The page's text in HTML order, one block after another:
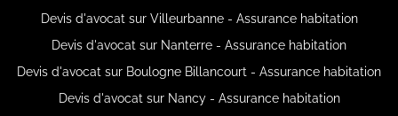
Devis d'avocat sur Villeurbanne - Assurance habitation
Devis d'avocat sur Nanterre - Assurance habitation
Devis d'avocat sur Boulogne Billancourt - Assurance habitation
Devis d'avocat sur Nancy - Assurance habitation